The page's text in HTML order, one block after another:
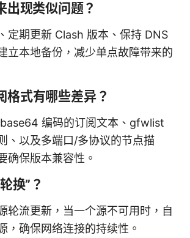
出现类似问题？
定期更新 Clash 版本、保持 DNS
立本地备份，减少单点故障带来的
格式有哪些差异？
编码的订阅文本、gfwlist
、以及多端口/多协议的节点描
确保版本兼容性。
换”？
轮流更新，当一个源不可用时，自
，确保网络连接的持续性。